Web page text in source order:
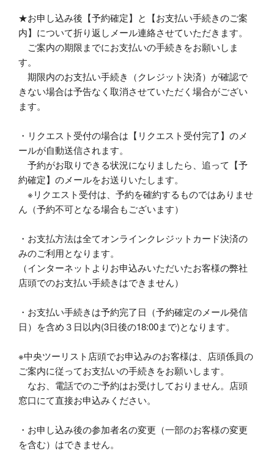
★お申し込み後【予約確定】と【お支払い手続きのご案
内】について折り返しメール連絡させていただきます。
ご案内の期限までにお支払いの手続きをお願いしま
す。
期限内のお支払い手続き（クレジット決済）が確認で
きない場合は予告なく取消させていただく場合がござい
ます。
・リクエスト受付の場合は【リクエスト受付完了】のメ
ールが自動送信されます。
予約がお取りできる状況になりましたら、追って【予
約確定】のメールをお送りいたします。
※リクエスト受付は、予約を確約するものではありませ
ん（予約不可となる場合もございます）
・お支払方法は全てオンラインクレジットカード決済の
みのご利用となります。
（インターネットよりお申込みいただいたお客様の弊社
店頭でのお支払い手続きはできません）
・お支払い手続きは予約完了日（予約確定のメール発信
日）を含め３日以内(3日後の18:00まで)となります。
※中央ツーリスト店頭でお申込みのお客様は、店頭係員の
ご案内に従ってお支払いの手続きをお願いします。
なお、電話でのご予約はお受けしておりません。店頭
窓口にて直接お申込みください。
・お申し込み後の参加者名の変更（一部のお客様の変更
を含む）はできません。